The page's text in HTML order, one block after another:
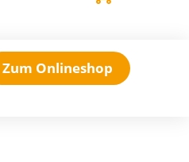
Zum Onlineshop